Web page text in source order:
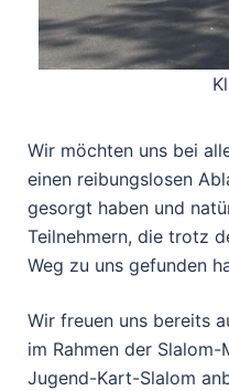
Wir möchten uns bei
einen reibungslosen
gesorgt haben und
Teilnehmern, die trotz
Weg zu uns gefunden
Wir freuen uns bereits
im Rahmen der
Jugend-Kart-Slalom